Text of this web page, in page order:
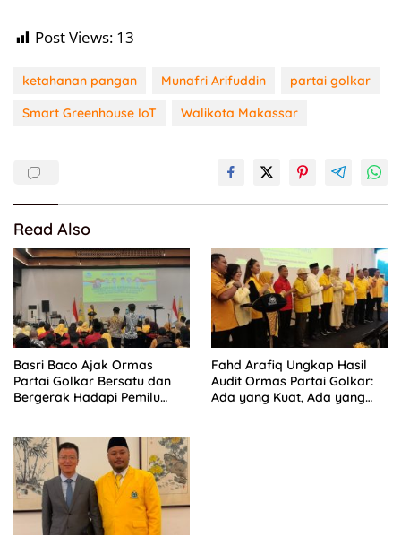
Post Views: 13
ketahanan pangan Munafri Arifuddin
partai golkar
Smart Greenhouse IoT
Walikota Makassar
Read Also
Basri Baco Ajak Ormas
Partai Golkar Bersatu dan
Bergerak Hadapi Pemilu
Fahd Arafiq Ungkap Hasil
Audit Ormas Partai Golkar:
Ada yang Kuat, Ada yang